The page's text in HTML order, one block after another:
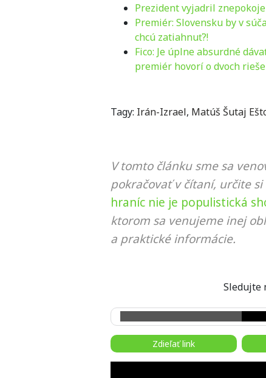
Prezident vyjadril
Premiér: Slovensku by v
chcú zatiahnuť?!
Fico: Je úplne absurdné
premiér hovorí o dvoch
Tagy: Irán-Izrael, Matúš Šutaj
V tomto článku sme sa
pokračovať v čítaní, určite
hraníc nie je populistická
ktorom sa venujeme inej
a praktické informácie.
Sledujte
Zdieľať link